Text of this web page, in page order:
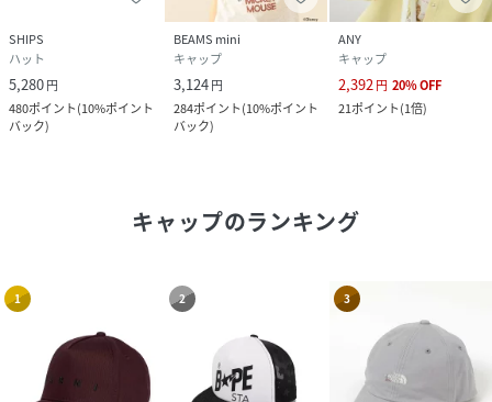
SHIPS
ハット
5,280円
480ポイント(10%ポイント
バック)
BEAMS mini
キャップ
3,124円
284ポイント(10%ポイント
バック)
ANY
キャップ
2,392 円 20%OFF
21ポイント(1倍)
キャップのランキング
1 2 3